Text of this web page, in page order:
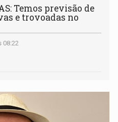
Temos previsão de
e trovoadas no
08:22